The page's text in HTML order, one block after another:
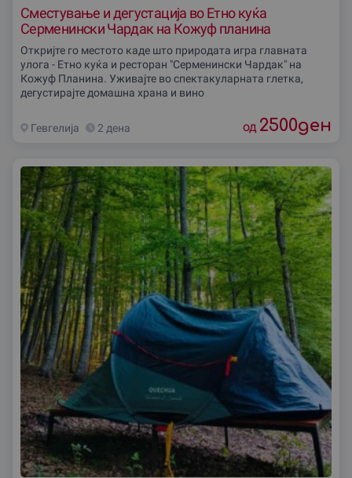
Сместување и дегустација во Етно куќа
Серменински Чардак на Кожуф планина
Откријте го местото каде што природата игра главната
улога - Етно куќа и ресторан "Серменински Чардак" на
Кожуф Планина. Уживајте во спектакуларната глетка,
дегустирајте домашна храна и вино
Гевгелиjа 2 дена од 2500ден